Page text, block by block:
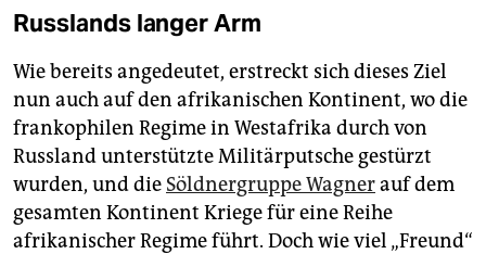
Russlands langer Arm
Wie bereits angedeutet, erstreckt sich dieses Ziel
nun auch auf den afrikanischen Kontinent, wo die
frankophilen Regime in Westafrika durch von
Russland unterstützte Militärputsche gestürzt
wurden, und die Söldnergruppe Wagnerauf dem
gesamten Kontinent Kriege für eine Reihe
afrikanischer Regime führt. Doch wie viel „Freund“